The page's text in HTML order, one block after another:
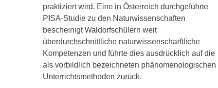
praktiziert wird. Eine in Österreich durchgeführte
PISA-Studie zu den Naturwissenschaften
bescheinigt Waldorfschülern weit
überdurchschnittliche naturwissenscharftliche
Kompetenzen und führte dies ausdrücklich auf die
als vorbildlich bezeichneten phänomenologischen
Unterrichtsmethoden zurück.